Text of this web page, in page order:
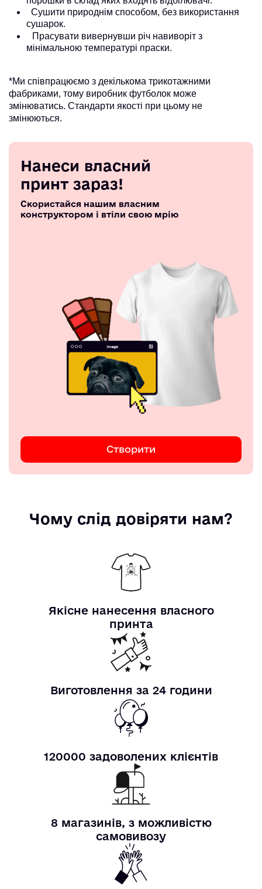
Сушити природнім способом, без використання
сушарок.
Прасувати вивернувши річ навиворіт з
мінімальною температурі праски.
*Ми співпрацюємо з декількома трикотажними
фабриками, тому виробник футболок може
змінюватись. Стандарти якості при цьому не
змінюються.
Нанеси власний
принт зараз!
Скористайся нашим власним
конструктором і втіли свою мрію
Створити
Чому слід довіряти нам?
Якісне нанесення власного
принта
Виготовлення за 24 години
120000 задоволених клієнтів
8 магазинів, з можливістю
самовивозу